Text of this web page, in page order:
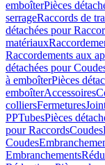
emboîterPièces
serrageRaccords de
détachées pour
matériaux
Raccordements aux
détachées pour
à emboîterPièces
emboîterAccessoires
colliersFermetures
PPTubesPièces
pour RaccordsCoudes
Coudes
Embranchements